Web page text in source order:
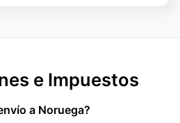
e Impuestos
a Noruega?